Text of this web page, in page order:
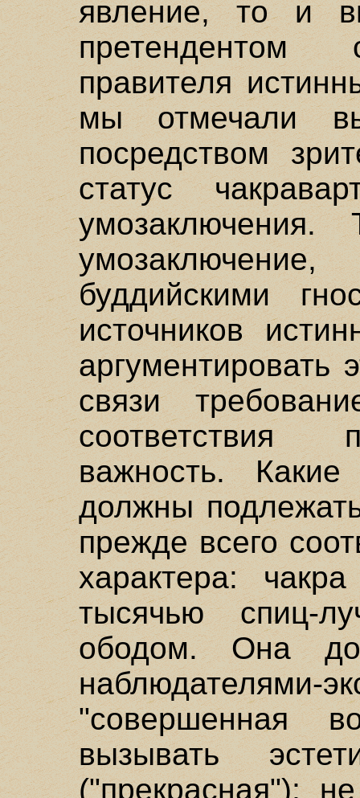
явление, то и
претендентом
правителя
мы отмечали
посредством
статус
умозаключения.
буддийскими
источников
аргументировать
связи
соответствия
важность.
должны
прежде всего
характера:
тысячью спиц-
ободом. Она
"совершенная
вызывать
("прекрасная");